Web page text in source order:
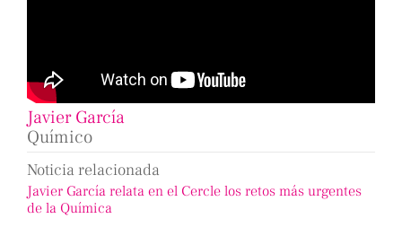
Javier García
Químico
Noticia relacionada
Javier García relata en el Cercle los retos más urgentes
de la Química